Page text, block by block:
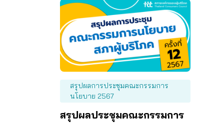
สรุปผลการประชุมคณะกรรมการ
นโยบาย 2567
สรุปผลประชุมคณะกรรมการ